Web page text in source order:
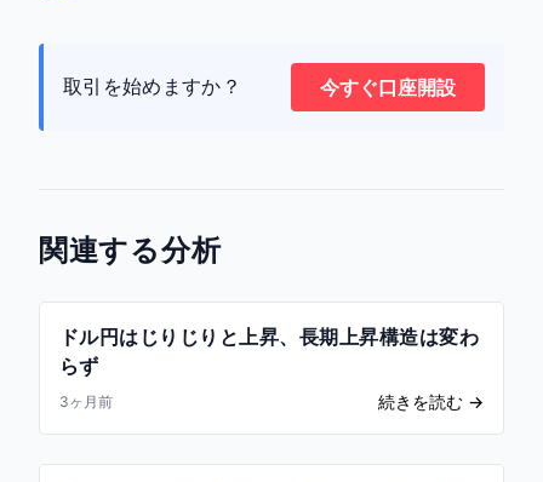
取引を始めますか？ 今すぐ口座開設
関連する分析
ドル円はじりじりと上昇、長期上昇構造は変わ
らず
3ヶ月前 続きを読む →